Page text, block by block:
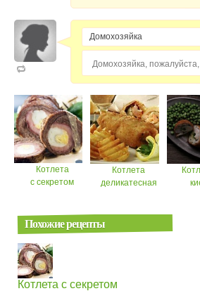
Котлета
с секретом
Котлета
деликатесная
Похожие рецепты
Котлета с секретом